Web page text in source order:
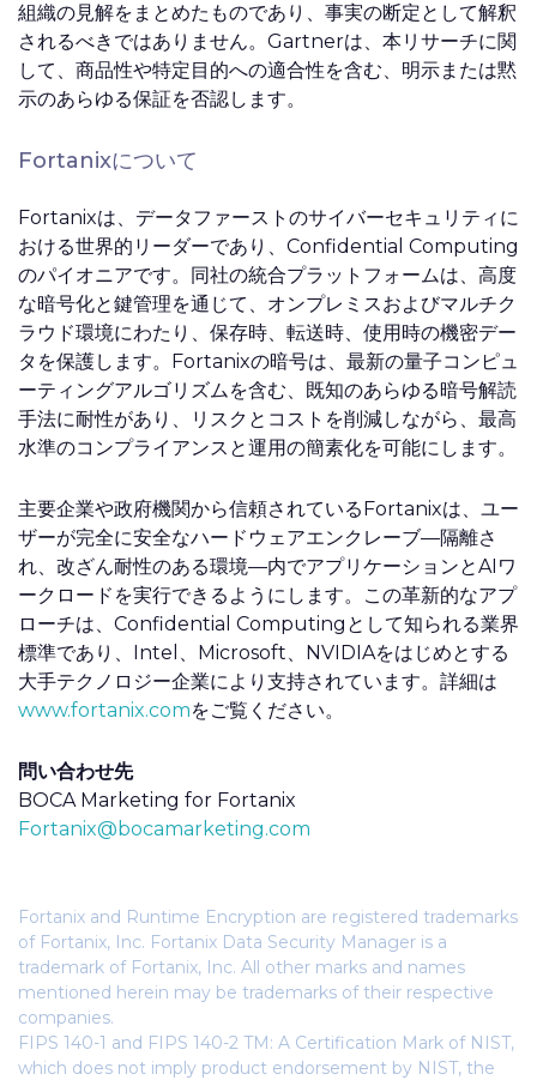
組織の見解をまとめたものであり、事実の断定として解釈
されるべきではありません。Gartnerは、本リサーチに関
して、商品性や特定目的への適合性を含む、明示または黙
示のあらゆる保証を否認します。
Fortanixについて
Fortanixは、データファーストのサイバーセキュリティに
おける世界的リーダーであり、Confidential Computing
のパイオニアです。同社の統合プラットフォームは、高度
な暗号化と鍵管理を通じて、オンプレミスおよびマルチク
ラウド環境にわたり、保存時、転送時、使用時の機密デー
タを保護します。Fortanixの暗号は、最新の量子コンピュ
ーティングアルゴリズムを含む、既知のあらゆる暗号解読
手法に耐性があり、リスクとコストを削減しながら、最高
水準のコンプライアンスと運用の簡素化を可能にします。
主要企業や政府機関から信頼されているFortanixは、ユー
ザーが完全に安全なハードウェアエンクレーブ—隔離さ
れ、改ざん耐性のある環境—内でアプリケーションとAIワ
ークロードを実行できるようにします。この革新的なアプ
ローチは、Confidential Computingとして知られる業界
標準であり、Intel、Microsoft、NVIDIAをはじめとする
大手テクノロジー企業により支持されています。詳細は
www.fortanix.comをご覧ください。
問い合わせ先
BOCA Marketing for Fortanix
Fortanix@bocamarketing.com
Fortanix and Runtime Encryption are registered trademarks
of Fortanix, Inc. Fortanix Data Security Manager is a
trademark of Fortanix, Inc. All other marks and names
mentioned herein may be trademarks of their respective
companies.
FIPS 140-1 and FIPS 140-2 TM: A Certification Mark of NIST,
which does not imply product endorsement by NIST, the